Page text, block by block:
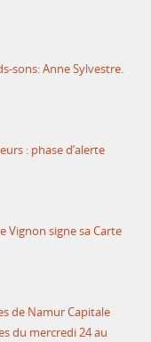
sons: Anne Sylvestre.
: phase d’alerte
Vignon signe sa Carte
de Namur Capitale
du mercredi 24 au